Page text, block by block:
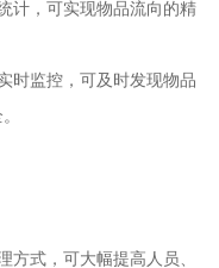
计，可实现物品流向的精
时监控，可及时发现物品
方式，可大幅提高人员、